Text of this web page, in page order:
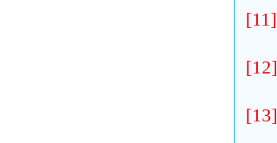
[11]
[12]
[13]